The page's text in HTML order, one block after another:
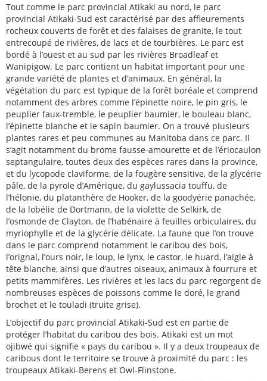
Tout comme le parc provincial Atikaki au nord, le parc
provincial Atikaki-Sud est caractérisé par des affleurements
rocheux couverts de forêt et des falaises de granite, le tout
entrecoupé de rivières, de lacs et de tourbières. Le parc est
bordé à l’ouest et au sud par les rivières Broadleaf et
Wanipigow. Le parc contient un habitat important pour une
grande variété de plantes et d’animaux. En général, la
végétation du parc est typique de la forêt boréale et comprend
notamment des arbres comme l’épinette noire, le pin gris, le
peuplier faux-tremble, le peuplier baumier, le bouleau blanc,
l’épinette blanche et le sapin baumier. On a trouvé plusieurs
plantes rares et peu communes au Manitoba dans ce parc. Il
s’agit notamment du brome fausse-amourette et de l’ériocaulon
septangulaire, toutes deux des espèces rares dans la province,
et du lycopode claviforme, de la fougère sensitive, de la glycérie
pâle, de la pyrole d’Amérique, du gaylussacia touffu, de
l’hélonie, du platanthère de Hooker, de la goodyérie panachée,
de la lobélie de Dortmann, de la violette de Selkirk, de
l’osmonde de Clayton, de l’habénaire à feuilles orbiculaires, du
myriophylle et de la glycérie délicate. La faune que l’on trouve
dans le parc comprend notamment le caribou des bois,
l’orignal, l’ours noir, le loup, le lynx, le castor, le huard, l’aigle à
tête blanche, ainsi que d’autres oiseaux, animaux à fourrure et
petits mammifères. Les rivières et les lacs du parc regorgent de
nombreuses espèces de poissons comme le doré, le grand
brochet et le touladi (truite grise).
L’objectif du parc provincial Atikaki-Sud est en partie de
protéger l’habitat du caribou des bois. Atikaki est un mot
ojibwé qui signifie « pays du caribou ». Il y a deux troupeaux de
caribous dont le territoire se trouve à proximité du parc : les
troupeaux Atikaki-Berens et Owl-Flinstone.